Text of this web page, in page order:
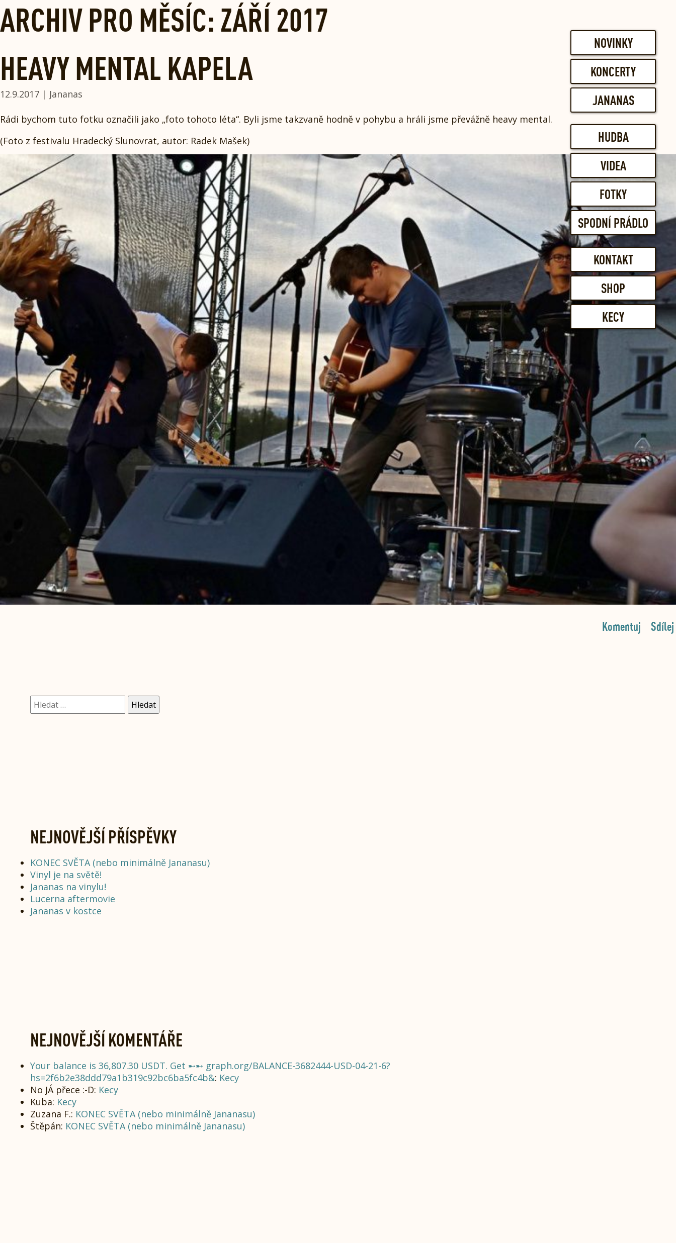
Skip
to
content
NOVINKY
KONCERTY
JANANAS
HUDBA
VIDEA
FOTKY
SPODNÍ PRÁDLO
KONTAKT
SHOP
KECY
ARCHIV PRO MĚSÍC: ZÁŘÍ 2017
HEAVY MENTAL KAPELA
12.9.2017 | Jananas
Rádi bychom tuto fotku označili jako „foto tohoto léta“. Byli jsme takzvaně hodně v pohybu a hráli jsme převážně heavy mental.
(Foto z festivalu Hradecký Slunovrat, autor: Radek Mašek)
Sdílej
Komentuj
Vyhledávání
NEJNOVĚJŠÍ PŘÍSPĚVKY
KONEC SVĚTA (nebo minimálně Jananasu)
Vinyl je na světě!
Jananas na vinylu!
Lucerna aftermovie
Jananas v kostce
NEJNOVĚJŠÍ KOMENTÁŘE
Your balance is 36,807.30 USDT. Get ➸➸ graph.org/BALANCE-3682444-USD-04-21-6?
hs=2f6b2e38ddd79a1b319c92bc6ba5fc4b&: Kecy
No JÁ přece :-D: Kecy
Kuba: Kecy
Zuzana F.: KONEC SVĚTA (nebo minimálně Jananasu)
Štěpán: KONEC SVĚTA (nebo minimálně Jananasu)